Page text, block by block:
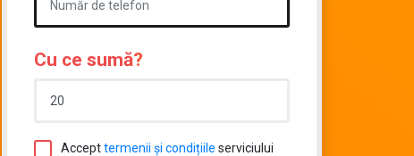
Cu ce sumă?
Accepttermenii și condițiile serviciului